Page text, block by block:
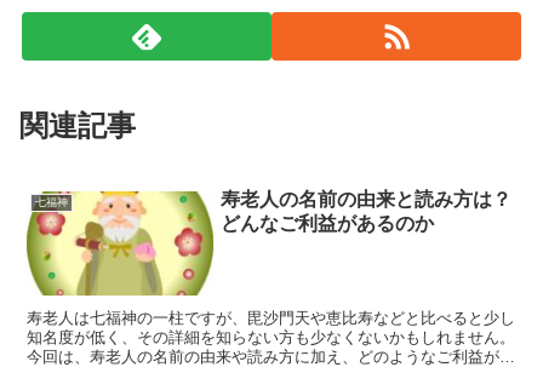
関連記事
七福神
寿老人の名前の由来と読み方は？
どんなご利益があるのか
寿老人は七福神の一柱ですが、毘沙門天や恵比寿などと比べると少し
知名度が低く、その詳細を知らない方も少なくないかもしれません。
今回は、寿老人の名前の由来や読み方に加え、どのようなご利益が期